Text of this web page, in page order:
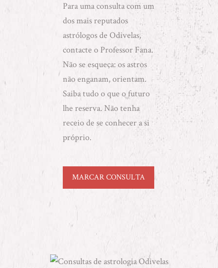
Para uma consulta com um
dos mais reputados
astrólogos de Odivelas,
contacte o Professor Fana.
Não se esqueça: os astros
não enganam, orientam.
Saiba tudo o que o futuro
lhe reserva. Não tenha
receio de se conhecer a si
próprio.
MARCAR CONSULTA